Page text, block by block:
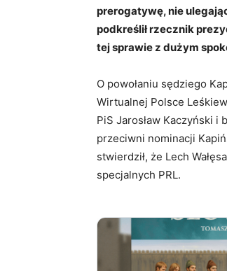
prerogatywę, nie
podkreślił rzecznik
tej sprawie z dużym
O powołaniu sędziego
Wirtualnej Polsce
PiS Jarosław Kaczyński
przeciwni nominacji
stwierdził, że Lech
specjalnych PRL.